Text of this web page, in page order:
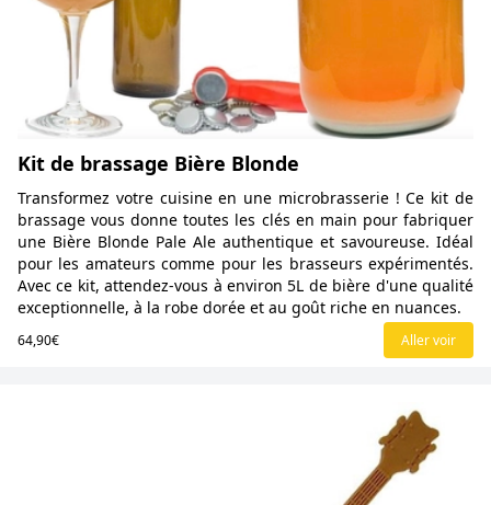
Kit de brassage Bière Blonde
Transformez votre cuisine en une microbrasserie ! Ce kit de
brassage vous donne toutes les clés en main pour fabriquer
une Bière Blonde Pale Ale authentique et savoureuse. Idéal
pour les amateurs comme pour les brasseurs expérimentés.
Avec ce kit, attendez-vous à environ 5L de bière d'une qualité
exceptionnelle, à la robe dorée et au goût riche en nuances.
64,90€ Aller voir